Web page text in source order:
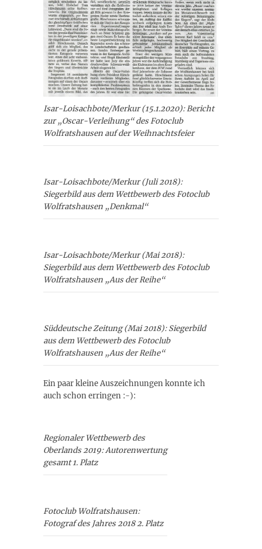
Isar-Loisachbote/Merkur (15.1.2020): Bericht
zur „Oscar-Verleihung“ des Fotoclub
Wolfratshausen auf der Weihnachtsfeier
Isar-Loisachbote/Merkur (Juli 2018):
Siegerbild aus dem Wettbewerb des Fotoclub
Wolfratshausen „Denkmal“
Isar-Loisachbote/Merkur (Mai 2018):
Siegerbild aus dem Wettbewerb des Fotoclub
Wolfratshausen „Aus der Reihe“
Süddeutsche Zeitung (Mai 2018): Siegerbild
aus dem Wettbewerb des Fotoclub
Wolfratshausen „Aus der Reihe“
Ein paar kleine Auszeichnungen konnte ich
auch schon erringen :-):
Regionaler Wettbewerb des
Oberlands 2019: Autorenwertung
gesamt 1. Platz
Fotoclub Wolfratshausen:
Fotograf des Jahres 2018 2. Platz